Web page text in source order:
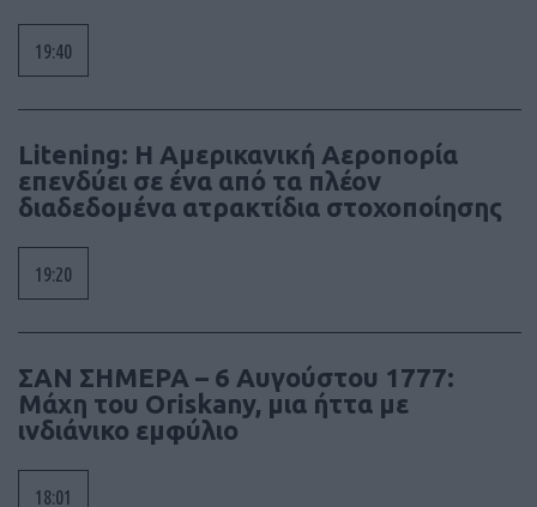
19:40
Litening: Η Αμερικανική Αεροπορία
επενδύει σε ένα από τα πλέον
διαδεδομένα ατρακτίδια στοχοποίησης
19:20
ΣΑΝ ΣΗΜΕΡΑ – 6 Αυγούστου 1777:
Μάχη του Oriskany, μια ήττα με
ινδιάνικο εμφύλιο
18:01